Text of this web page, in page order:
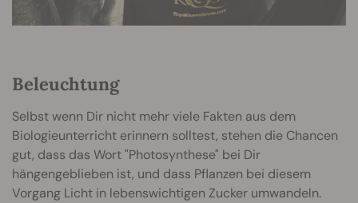
Beleuchtung
Selbst wenn Dir nicht mehr viele Fakten aus dem
Biologieunterricht erinnern solltest, stehen die Chancen
gut, dass das Wort "Photosynthese" bei Dir
hängengeblieben ist, und dass Pflanzen bei diesem
Vorgang Licht in lebenswichtigen Zucker umwandeln.